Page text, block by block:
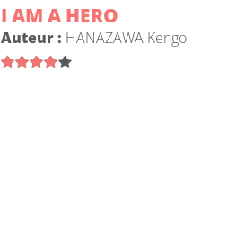
I AM A HERO
Auteur : HANAZAWA Kengo